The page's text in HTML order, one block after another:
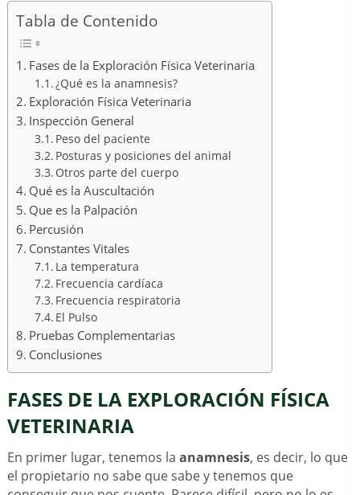
Tabla de Contenido
Fases de la Exploración Física Veterinaria
¿Qué es la anamnesis?
Exploración Física Veterinaria
Inspección General
Peso del paciente
Posturas y posiciones del animal
Otros parte del cuerpo
Qué es la Auscultación
Que es la Palpación
Percusión
Constantes Vitales
La temperatura
Frecuencia cardíaca
Frecuencia respiratoria
El Pulso
Pruebas Complementarias
Conclusiones
FASES DE LA EXPLORACIÓN FÍSICA
VETERINARIA
En primer lugar, tenemos la anamnesis, es decir, lo que
el propietario no sabe que sabe y tenemos que